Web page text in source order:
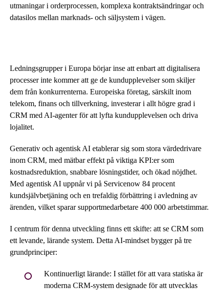
utmaningar i orderprocessen, komplexa kontraktsändringar och
datasilos mellan marknads- och säljsystem i vägen.
Ledningsgrupper i Europa börjar inse att enbart att digitalisera
processer inte kommer att ge de kundupplevelser som skiljer
dem från konkurrenterna. Europeiska företag, särskilt inom
telekom, finans och tillverkning, investerar i allt högre grad i
CRM med AI-agenter för att lyfta kundupplevelsen och driva
lojalitet.
Generativ och agentisk AI etablerar sig som stora värdedrivare
inom CRM, med mätbar effekt på viktiga KPI:er som
kostnadsreduktion, snabbare lösningstider, och ökad nöjdhet.
Med agentisk AI uppnår vi på Servicenow 84 procent
kundsjälvbetjäning och en trefaldig förbättring i avledning av
ärenden, vilket sparar supportmedarbetare 400 000 arbetstimmar.
I centrum för denna utveckling finns ett skifte: att se CRM som
ett levande, lärande system. Detta AI-mindset bygger på tre
grundprinciper:
Kontinuerligt lärande: I stället för att vara statiska är
moderna CRM-system designade för att utvecklas